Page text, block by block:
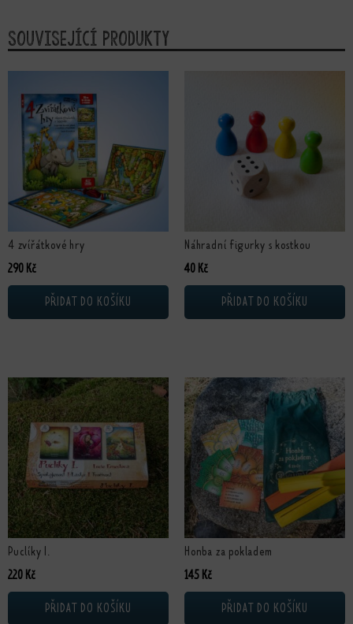
Související produkty
4 zvířátkové hry
290 Kč
PŘIDAT DO KOŠÍKU
Náhradní figurky s kostkou
40 Kč
PŘIDAT DO KOŠÍKU
Puclíky I.
220 Kč
PŘIDAT DO KOŠÍKU
Honba za pokladem
145 Kč
PŘIDAT DO KOŠÍKU